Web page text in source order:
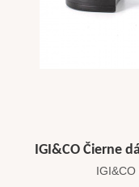
IGI&CO Čierne
IGI&CO